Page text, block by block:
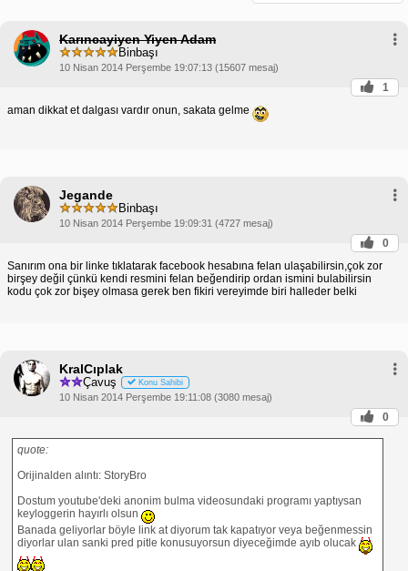
Karıncayiyen Yiyen Adam
Binbaşı
10 Nisan 2014 Perşembe 19:07:13 (15607 mesaj)
1
aman dikkat et dalgası vardır onun, sakata gelme
Jegande
Binbaşı
10 Nisan 2014 Perşembe 19:09:31 (4727 mesaj)
0
Sanırım ona bir linke tıklatarak facebook hesabına felan ulaşabilirsin,çok zor
birşey değil çünkü kendi resmini felan beğendirip ordan ismini bulabilirsin
kodu çok zor bişey olmasa gerek ben fikiri vereyimde biri halleder belki
KralCıplak
Çavuş Konu Sahibi
10 Nisan 2014 Perşembe 19:11:08 (3080 mesaj)
0
quote:
Orijinalden alıntı: StoryBro
Dostum youtube'deki anonim bulma videosundaki programı yaptıysan
keyloggerin hayırlı olsun
Banada geliyorlar böyle link at diyorum tak kapatıyor veya beğenmessin
diyorlar ulan sanki pred pitle konusuyorsun diyeceğimde ayıb olucak